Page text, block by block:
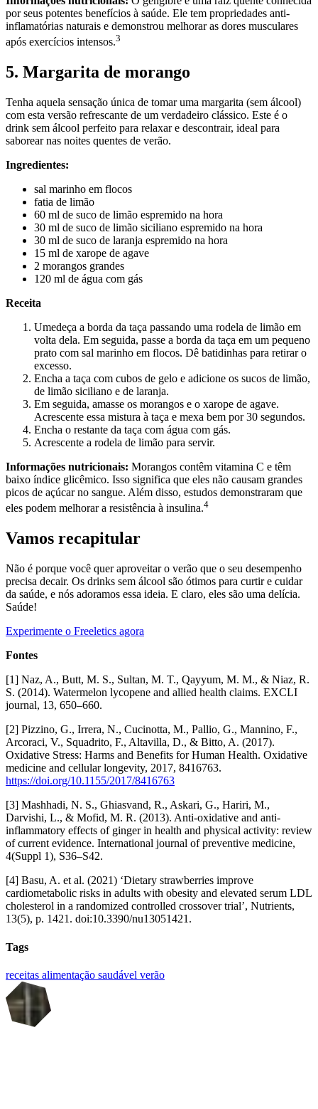
por seus potentes benefícios à saúde. Ele tem propriedades anti-
inflamatórias naturais e demonstrou melhorar as dores musculares
após exercícios intensos.3
5. Margarita de morango
Tenha aquela sensação única de tomar uma margarita (sem álcool)
com esta versão refrescante de um verdadeiro clássico. Este é o
drink sem álcool perfeito para relaxar e descontrair, ideal para
saborear nas noites quentes de verão.
Ingredientes:
sal marinho em flocos
fatia de limão
60 ml de suco de limão espremido na hora
30 ml de suco de limão siciliano espremido na hora
30 ml de suco de laranja espremido na hora
15 ml de xarope de agave
2 morangos grandes
120 ml de água com gás
Receita
Umedeça a borda da taça passando uma rodela de limão em
volta dela. Em seguida, passe a borda da taça em um pequeno
prato com sal marinho em flocos. Dê batidinhas para retirar o
excesso.
Encha a taça com cubos de gelo e adicione os sucos de limão,
de limão siciliano e de laranja.
Em seguida, amasse os morangos e o xarope de agave.
Acrescente essa mistura à taça e mexa bem por 30 segundos.
Encha o restante da taça com água com gás.
Acrescente a rodela de limão para servir.
Informações nutricionais: Morangos contêm vitamina C e têm
baixo índice glicêmico. Isso significa que eles não causam grandes
picos de açúcar no sangue. Além disso, estudos demonstraram que
eles podem melhorar a resistência à insulina.4
Vamos recapitular
Não é porque você quer aproveitar o verão que o seu desempenho
precisa decair. Os drinks sem álcool são ótimos para curtir e cuidar
da saúde, e nós adoramos essa ideia. E claro, eles são uma delícia.
Saúde!
Experimente o Freeletics agora
Fontes
[1] Naz, A., Butt, M. S., Sultan, M. T., Qayyum, M. M., & Niaz, R.
S. (2014). Watermelon lycopene and allied health claims. EXCLI
journal, 13, 650–660.
[2] Pizzino, G., Irrera, N., Cucinotta, M., Pallio, G., Mannino, F.,
Arcoraci, V., Squadrito, F., Altavilla, D., & Bitto, A. (2017).
Oxidative Stress: Harms and Benefits for Human Health. Oxidative
medicine and cellular longevity, 2017, 8416763.
https://doi.org/10.1155/2017/8416763
[3] Mashhadi, N. S., Ghiasvand, R., Askari, G., Hariri, M.,
Darvishi, L., & Mofid, M. R. (2013). Anti-oxidative and anti-
inflammatory effects of ginger in health and physical activity: review
of current evidence. International journal of preventive medicine,
4(Suppl 1), S36–S42.
[4] Basu, A. et al. (2021) ‘Dietary strawberries improve
cardiometabolic risks in adults with obesity and elevated serum LDL
cholesterol in a randomized controlled crossover trial’, Nutrients,
13(5), p. 1421. doi:10.3390/nu13051421.
Tags
receitas alimentação saudável verão